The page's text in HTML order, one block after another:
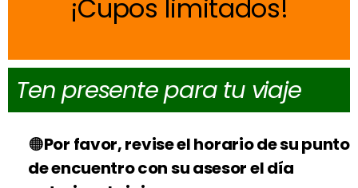
Cupos limitados
Ten presente para tu viaje
Por favor, revise el horario de su punto
de encuentro con su asesor el día